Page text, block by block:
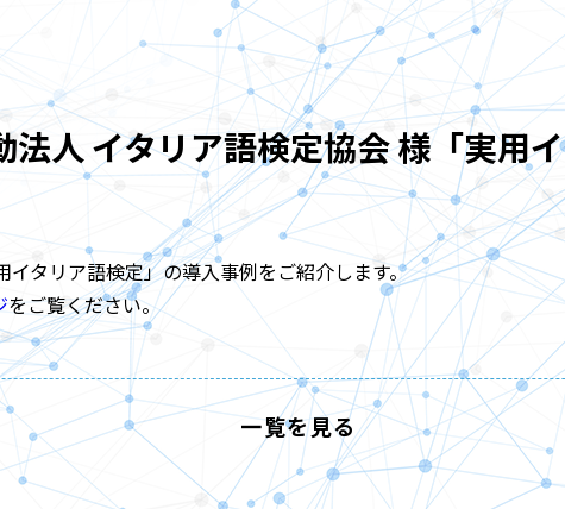
人 イタリア語検定協会 様「実用
タリア語検定」の導入事例をご紹介します。
をご覧ください。
一覧を見る